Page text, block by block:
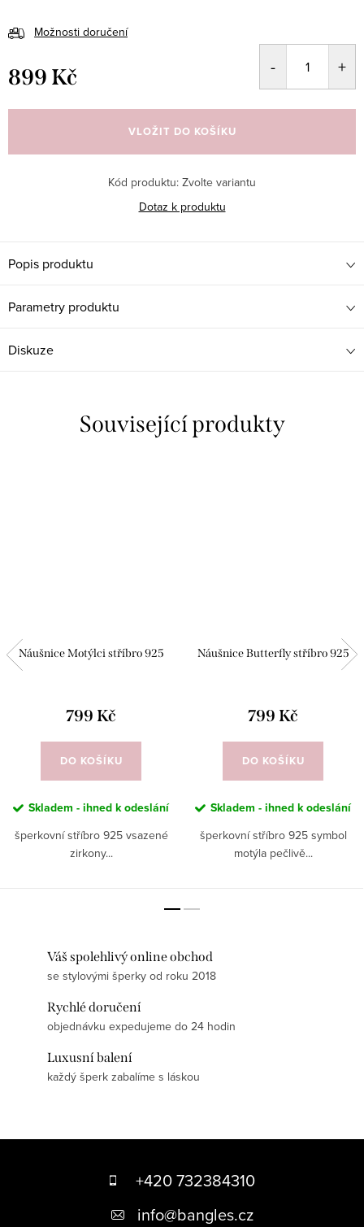
Možnosti doručení
899 Kč
cena:
VLOŽIT DO KOŠÍKU
Kód produktu: Zvolte variantu
Dotaz k produktu
Popis produktu
Parametry produktu
Diskuze
Související produkty
Náušnice Motýlci stříbro 925
799 Kč
DO KOŠÍKU
Skladem - ihned k odeslání
šperkovní stříbro 925 vsazené
zirkony...
Náušnice Butterfly stříbro 925
799 Kč
DO KOŠÍKU
Skladem - ihned k odeslání
šperkovní stříbro 925 symbol
motýla pečlivě...
Váš spolehlivý online obchod
se stylovými šperky od roku 2018
Rychlé doručení
objednávku expedujeme do 24 hodin
Luxusní balení
každý šperk zabalíme s láskou
+420 732384310
info@bangles.cz